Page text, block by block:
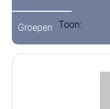
Groepen Toon: